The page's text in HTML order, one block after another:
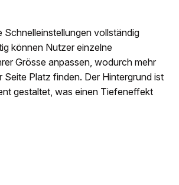
Schnelleinstellungen vollständig
können Nutzer einzelne
Grösse anpassen, wodurch mehr
Seite Platz finden. Der Hintergrund ist
gestaltet, was einen Tiefeneffekt